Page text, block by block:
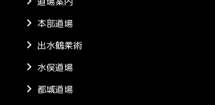
本部道場
出水鶴柔術
水俣道場
都城道場